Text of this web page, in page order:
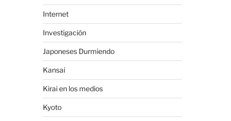
Internet
Investigación
Japoneses Durmiendo
Kansai
Kirai en los medios
Kyoto